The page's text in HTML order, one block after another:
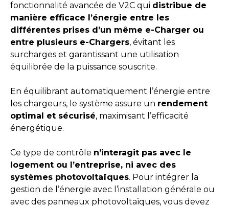
fonctionnalité avancée de V2C qui distribue de
manière efficace l’énergie entre les
différentes prises d’un même e-Charger ou
entre plusieurs e-Chargers, évitant les
surcharges et garantissant une utilisation
équilibrée de la puissance souscrite.
En équilibrant automatiquement l’énergie entre
les chargeurs, le système assure un rendement
optimal et sécurisé, maximisant l’efficacité
énergétique.
Ce type de contrôle n’interagit pas avec le
logement ou l’entreprise, ni avec des
systèmes photovoltaïques. Pour intégrer la
gestion de l’énergie avec l’installation générale ou
avec des panneaux photovoltaïques, vous devez